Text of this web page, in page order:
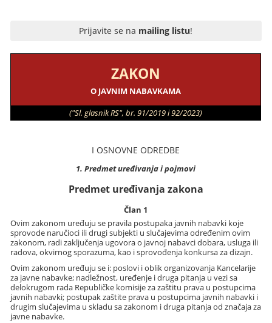
Prijavite se na mailing listu!
ZAKON
O JAVNIM NABAVKAMA
("Sl. glasnik RS", br. 91/2019 i 92/2023)
I OSNOVNE ODREDBE
1. Predmet uređivanja i pojmovi
Predmet uređivanja zakona
Član 1
Ovim zakonom uređuju se pravila postupaka javnih nabavki koje
sprovode naručioci ili drugi subjekti u slučajevima određenim ovim
zakonom, radi zaključenja ugovora o javnoj nabavci dobara, usluga ili
radova, okvirnog sporazuma, kao i sprovođenja konkursa za dizajn.
Ovim zakonom uređuju se i: poslovi i oblik organizovanja Kancelarije
za javne nabavke; nadležnost, uređenje i druga pitanja u vezi sa
delokrugom rada Republičke komisije za zaštitu prava u postupcima
javnih nabavki; postupak zaštite prava u postupcima javnih nabavki i
drugim slučajevima u skladu sa zakonom i druga pitanja od značaja za
javne nabavke.